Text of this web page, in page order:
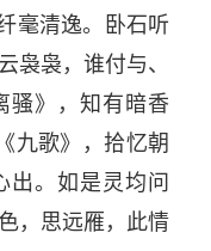
毫清逸。卧石听
袅袅，谁付与、
骚》，知有暗香
九歌》，拾忆朝
出。如是灵均问
，思远雁，此情